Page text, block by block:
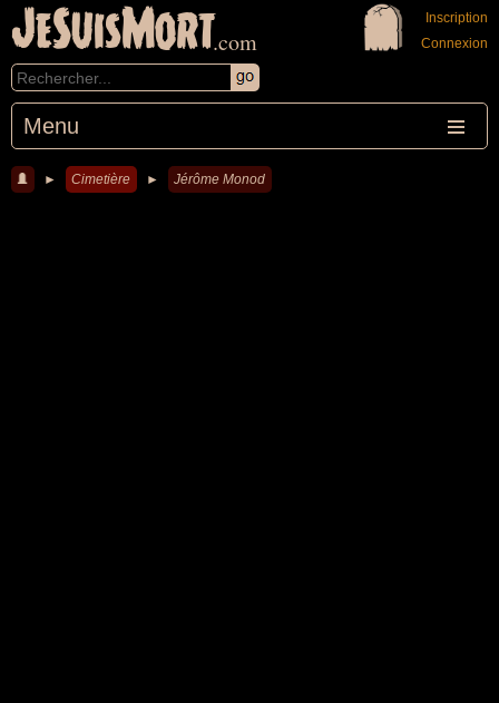
JeSuisMort.com
Menu
Inscription
Connexion
► Cimetière ► Jérôme Monod